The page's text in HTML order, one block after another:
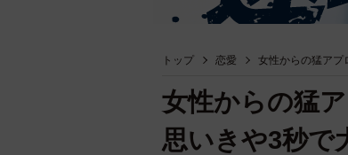
トップ 恋愛 女性からの猛ア
女性からの猛
思いきや3秒